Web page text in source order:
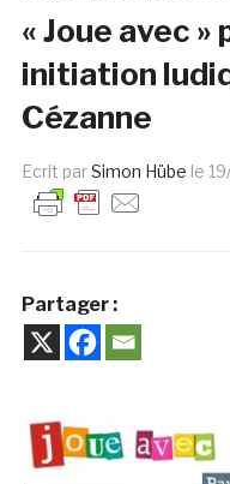
« Joue avec
initiation
Cézanne
Ecrit parSimon Hübe le
Partager :